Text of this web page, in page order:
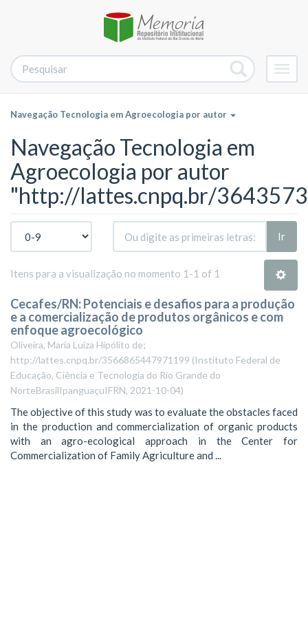
Navegação Tecnologia em Agroecologia por autor
Navegação Tecnologia em
Agroecologia por autor
"http://lattes.cnpq.br/
Ir
Itens para a visualização no momento 1-1 of 1
Cecafes/RN: Potenciais e desafios para a produção
e a comercialização de produtos orgânicos e com
enfoque agroecológico
Oliveira, Maria Luíza Hipólito de;
http://lattes.cnpq.br/3566865447971199 (Instituto Federal de
Educação, Ciência e Tecnologia do Rio Grande do
NorteBrasilIpanguaçuIFRN, 2021-10-04)
The objective of this study was to evaluate the obstacles faced
in the production and commercialization of organic products
with an agro-ecological approach in the Center for
Commercialization of Family Agriculture and ...